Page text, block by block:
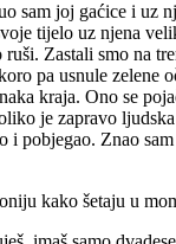
joj gaćice i uz
tijelo uz njena
Zastali smo na
pa usnule
kraja. Ono se
je zapravo
pobjegao. Znao
kako šetaju u